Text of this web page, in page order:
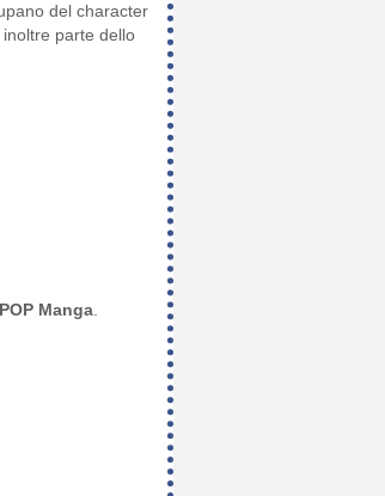
del character
parte dello
Manga.